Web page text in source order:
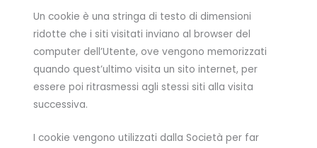
Un cookie è una stringa di testo di dimensioni
ridotte che i siti visitati inviano al browser del
computer dell’Utente, ove vengono memorizzati
quando quest’ultimo visita un sito internet, per
essere poi ritrasmessi agli stessi siti alla visita
successiva.
I cookie vengono utilizzati dalla Società per far